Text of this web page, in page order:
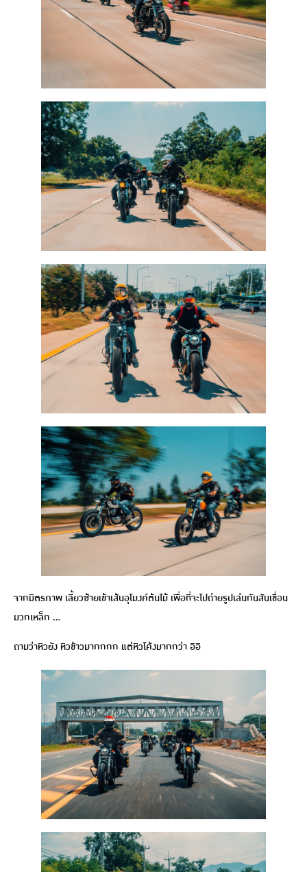
จากมิตรภาพ เลี้ยวซ้ายเข้าเส้นอุโมงค์ต้นไม้ เพื่อที่จะไปถ่ายรูปเล่นกันสันเขื่อน
มวกเหล็ก …
ถามว่าหิวยัง หิวข้าวมากกกก แต่หิวโค้งมากกว่า อิอิ